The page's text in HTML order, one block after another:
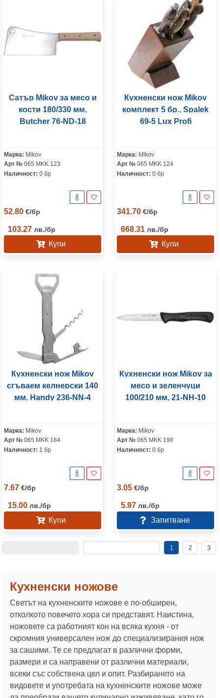
Сатър Mikov за месо и
кости 180/330 мм,
Butcher 76-ND-18
Марка: Mikov
Арт № 065 MKK 123
Наличност: 0 бр
52.80 €/бр
103.27 лв./бр
Купи
Кухненски нож Mikov
комплект 5 бр., Spalek
69-5 Lux Profi
Марка: Mikov
Арт № 065 MKK 124
Наличност: 0 бр
341.70 €/бр
668.31 лв./бр
Купи
Кухненски нож Mikov
сгъваем келнерски 140
мм, Handy 236-NN-4
Марка: Mikov
Арт № 065 MKK 184
Наличност: 1 бр
7.67 €/бр
15.00 лв./бр
Купи
Кухненски нож Mikov за
месо и зеленчуци
100/210 мм, 21-NH-10
Марка: Mikov
Арт № 065 MKK 198
Наличност: 0 бр
3.05 €/бр
5.97 лв./бр
Запитване
1 2 3
Кухненски ножове
Светът на кухненските ножове е по-обширен,
отколкото повечето хора си представят. Наистина,
ножовете са работният кон на всяка кухня - от
скромния универсален нож до специализирания нож
за сашими. Те се предлагат в различни форми,
размери и са направени от различни материали,
всеки със собствена цел и опит. Разбирането на
видовете и употребата на кухненските ножове може